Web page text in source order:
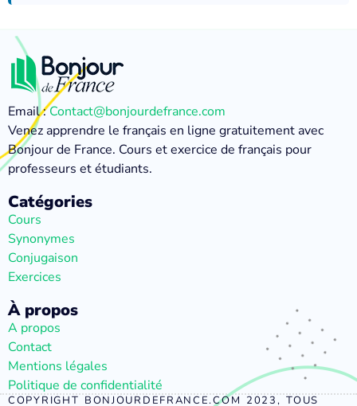
Email :Contact@bonjourdefrance.com
Venez apprendre le français en ligne gratuitement avec
Bonjour de France. Cours et exercice de français pour
professeurs et étudiants.
Catégories
Cours
Synonymes
Conjugaison
Exercices
À propos
A propos
Contact
Mentions légales
Politique de confidentialité
COPYRIGHT BONJOURDEFRANCE.COM 2023, TOUS